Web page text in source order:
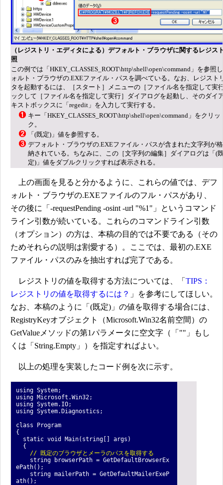
（レジストリ・エディタによる）デフォルト・ブラウザに関するレジス
照
この例では「HKEY_CLASSES_ROOT\http\shell\open\command」を参照
ォルト・ブラウザの.EXEファイル・パスを調べている。なお、レジスト
タを起動するには、［スタート］メニューの［ファイル名を指定して実
ックして［ファイル名を指定して実行］ダイアログを起動し、そのダイ
キストボックスに「regedit」を入力して実行する。
キー「HKEY_CLASSES_ROOT\http\shell\open\command」をクリッ
ク。
「(既定)」値を参照する。
デフォルト・ブラウザの.EXEファイル・パスが含まれた文字列が格
納されている。ちなみに、この［文字列の編集］ダイアログは「(
定)」値をダブルクリックすれば表示される。
上の画面を見ると分かるように、これらの値では、デフ
ォルト・ブラウザの.EXEファイルのフル・パスがあり、
その後に「-requestPending -osint -url "%1"」というコマンド
ライン引数が続いている。これらのコマンドライン引数
（オプション）の方は、本稿の目的では不要である（その
ためそれらの説明は割愛する）。ここでは、最初の.EXE
ファイル・パスのみを抽出すれば完了である。
レジストリの値を取得する方法については、「 TIPS：
レジストリの値を取得するには？ 」を参考にしてほしい。
なお、本稿のように「(既定)」の値を取得する場合には、
RegistryKeyオブジェクト（Microsoft.Win32名前空間）の
GetValueメソッドの第1パラメータに空文字（「""」もし
くは「String.Empty」）を指定すればよい。
以上の処理を実装したコード例を次に示す。
using System;
using Microsoft.Win32;
using System.IO;
using System.Diagnostics;
class Program
{
static void Main(string[] args)
{
// 既定のブラウザとメーラのパスを取得する
string browserPath = GetDefaultBrowserEx
ePath();
string mailerPath = GetDefaultMailerExeP
ath();